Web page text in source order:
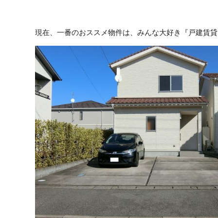
現在、一番のおススメ物件は、みんな大好き『戸建賃